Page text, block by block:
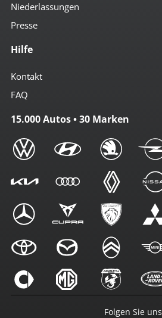
Niederlassungen
Presse
Hilfe
Kontakt
FAQ
15.000 Autos • 30 Marken
Folgen Sie uns